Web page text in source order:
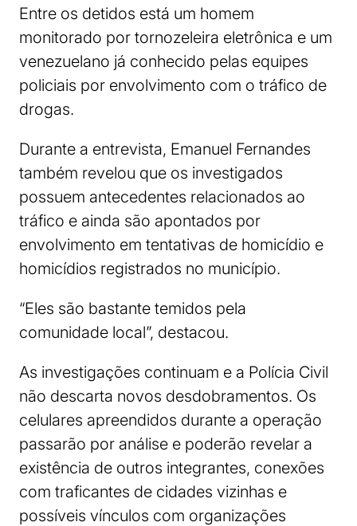
Entre os detidos está um homem
monitorado por tornozeleira eletrônica e um
venezuelano já conhecido pelas equipes
policiais por envolvimento com o tráfico de
drogas.
Durante a entrevista, Emanuel Fernandes
também revelou que os investigados
possuem antecedentes relacionados ao
tráfico e ainda são apontados por
envolvimento em tentativas de homicídio e
homicídios registrados no município.
“Eles são bastante temidos pela
comunidade local”, destacou.
As investigações continuam e a Polícia Civil
não descarta novos desdobramentos. Os
celulares apreendidos durante a operação
passarão por análise e poderão revelar a
existência de outros integrantes, conexões
com traficantes de cidades vizinhas e
possíveis vínculos com organizações